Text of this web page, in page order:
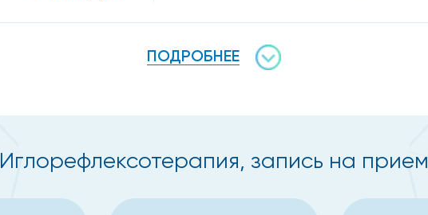
ПОДРОБНЕЕ
Иглорефлексотерапия, запись на прием